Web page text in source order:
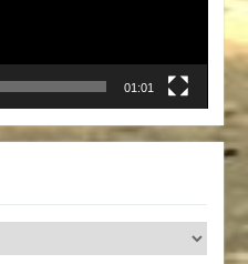
01:01